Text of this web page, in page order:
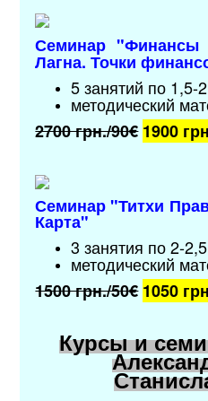
Семинар "Финансы
Лагна. Точки
5 занятий по 1,5-
методический
2700 грн./90€ 1900
Семинар "Титхи
Карта"
3 занятия по 2-
методический
1500 грн./50€ 1050
Курсы и